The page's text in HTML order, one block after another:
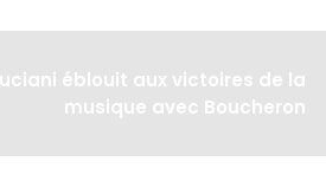
éblouit aux victoires de la
musique avec Boucheron